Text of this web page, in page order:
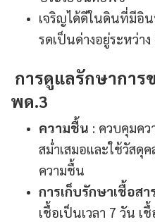
เจริญได้ดีในดินที่มีอิ
รดเป็นด่างอยู่ระหว่าง
การดูแลรักษาการ
พด.3
ความชื้น : ควบคุมค
สม่ำเสมอและใช้วัสดุ
ความชื้น
การเก็บรักษาเชื้อสา
เชื้อเป็นเวลา 7 วัน เ